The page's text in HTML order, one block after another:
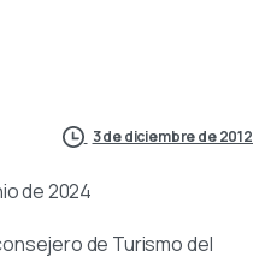
3 de diciembre de 2012
de 2024
de Turismo del